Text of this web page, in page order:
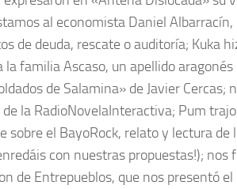
al economista Daniel Albarracín,
de deuda, rescate o auditoría; Kuka
la familia Ascaso, un apellido
de Salamina» de Javier Cercas;
la RadioNovelaInteractiva; Pum
sobre el BayoRock, relato y lectura de
con nuestras propuestas!);
de Entrepueblos, que nos presentó